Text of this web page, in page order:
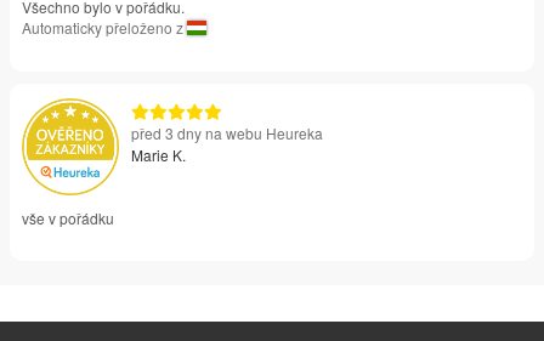
Všechno bylo v pořádku.
Automaticky přeloženo z
před 3 dny na webu Heureka
Marie K.
vše v pořádku